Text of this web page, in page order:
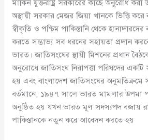
মার্কিন যুক্তরাষ্ট্র সরকারের কাছে অনুরোধ করা
অস্থায়ী সরকার মেজর জিয়া খানকে ভিত্তি করে
স্বীকৃতি ও পশ্চিম পাকিস্তানি থেকে হানাদারদের
করতে সম্ভাভ্য সব ধরনের সহায়তা প্রদান করবে
ভারত। জাতিসংঘের স্থায়ী মিশনের প্রধান
অনুরোধে জাতিসংঘ নিরাপত্তা পরিষদের
হয় এবং বাংলাদেশ জাতিসংঘের অনুমতিক্রমে
বর্তমানে, ১৯৪৭ সালে ভারত মামলার উপমা
অনুষ্ঠিত হয় যখন ভারত মূল সদস্যপদ বজায়
পাকিস্তানকে নতুন করে আবেদন করতে হয়